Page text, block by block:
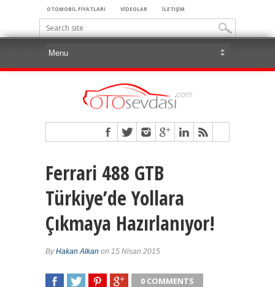
OTOMOBİL FİYATLARI VİDEOLAR İLETİŞİM
Ferrari 488 GTB
Türkiye’de Yollara
Çıkmaya Hazırlanıyor!
ByHakan Alkan on 15 Nisan 2015
0 COMMENTS